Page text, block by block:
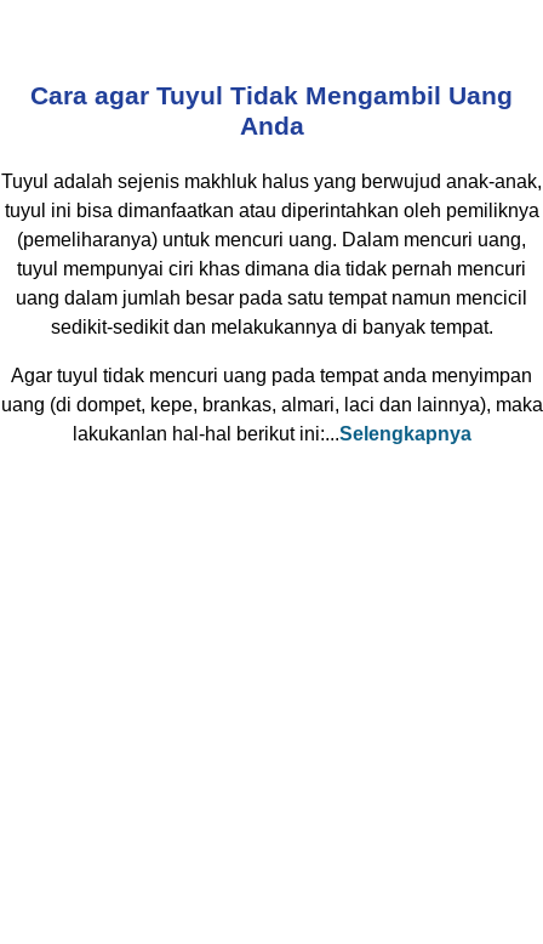
Cara agar Tuyul Tidak Mengambil Uang
Anda
Tuyul adalah sejenis makhluk halus yang berwujud anak-anak,
tuyul ini bisa dimanfaatkan atau diperintahkan oleh pemiliknya
(pemeliharanya) untuk mencuri uang. Dalam mencuri uang,
tuyul mempunyai ciri khas dimana dia tidak pernah mencuri
uang dalam jumlah besar pada satu tempat namun mencicil
sedikit-sedikit dan melakukannya di banyak tempat.
Agar tuyul tidak mencuri uang pada tempat anda menyimpan
uang (di dompet, kepe, brankas, almari, laci dan lainnya), maka
lakukanlan hal-hal berikut ini:...Selengkapnya